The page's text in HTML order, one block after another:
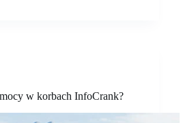
w korbach InfoCrank?